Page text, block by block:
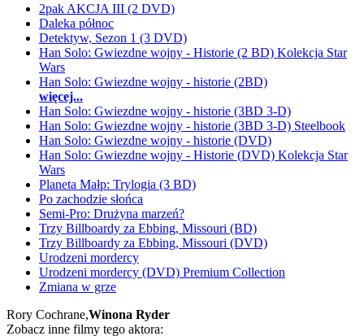
2pak AKCJA III (2 DVD)
Daleka północ
Detektyw, Sezon 1 (3 DVD)
Han Solo: Gwiezdne wojny - Historie (2 BD) Kolekcja Star
Wars
Han Solo: Gwiezdne wojny - historie (2BD)
więcej...
Han Solo: Gwiezdne wojny - historie (3BD 3-D)
Han Solo: Gwiezdne wojny - historie (3BD 3-D) Steelbook
Han Solo: Gwiezdne wojny - historie (DVD)
Han Solo: Gwiezdne wojny - Historie (DVD) Kolekcja Star
Wars
Planeta Małp: Trylogia (3 BD)
Po zachodzie słońca
Semi-Pro: Drużyna marzeń?
Trzy Billboardy za Ebbing, Missouri (BD)
Trzy Billboardy za Ebbing, Missouri (DVD)
Urodzeni mordercy
Urodzeni mordercy (DVD) Premium Collection
Zmiana w grze
Rory Cochrane,Winona Ryder
Zobacz inne filmy tego aktora: